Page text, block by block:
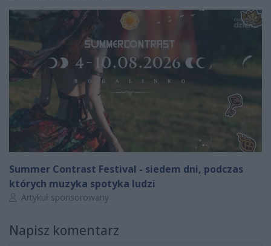
Summer Contrast Festival - siedem dni, podczas
których muzyka spotyka ludzi
Autor artykułu:
Artykuł sponsorowany
Napisz komentarz